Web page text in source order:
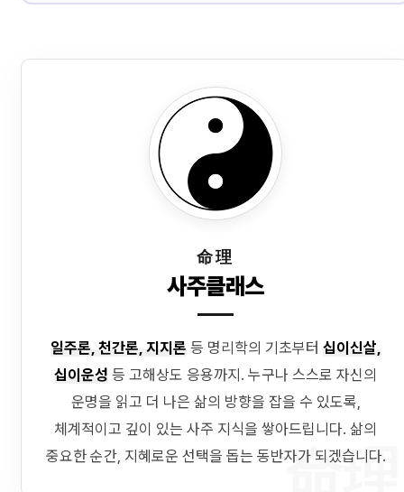
命理
命理
사주클래스
일주론, 천간론, 지지론 등 명리학의 기초부터 십이신살,
십이운성 등 고해상도 응용까지. 누구나 스스로 자신의
운명을 읽고 더 나은 삶의 방향을 잡을 수 있도록,
체계적이고 깊이 있는 사주 지식을 쌓아드립니다. 삶의
중요한 순간, 지혜로운 선택을 돕는 동반자가 되겠습니다.